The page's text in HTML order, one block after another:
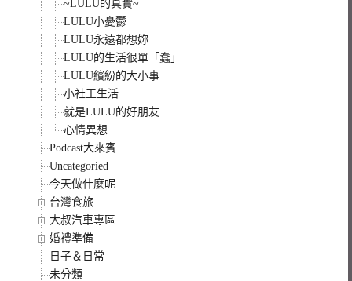
~LULU的真實~
LULU小憂鬱
LULU永遠都想妳
LULU的生活很單「蠢」
LULU繽紛的大小事
小社工生活
就是LULU的好朋友
心情異想
Podcast大來賓
Uncategoried
今天做什麼呢
台灣食旅
大叔汽車專區
婚禮準備
日子＆日常
未分類